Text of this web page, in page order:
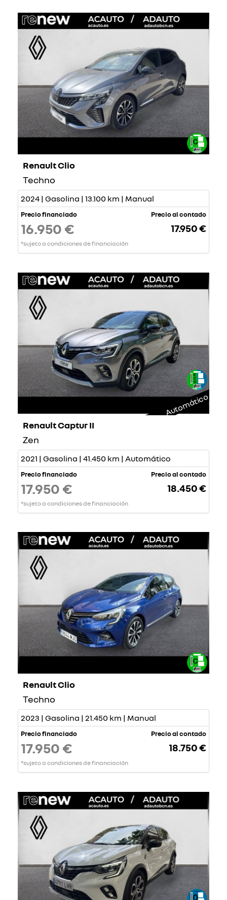
Renault Clio
Techno
2024 | Gasolina | 13.100 km | Manual
Precio financiado
16.950 €
*sujeto a condiciones de financiación
Precio al contado
17.950 €
Automático
Renault Captur II
Zen
2021 | Gasolina | 41.450 km | Automático
Precio financiado
17.950 €
*sujeto a condiciones de financiación
Precio al contado
18.450 €
Renault Clio
Techno
2023 | Gasolina | 21.450 km | Manual
Precio financiado
17.950 €
*sujeto a condiciones de financiación
Precio al contado
18.750 €